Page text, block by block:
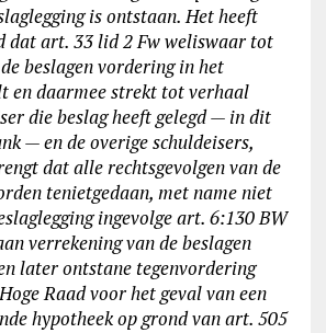
is ontstaan. Het heeft
dat art. 33 lid 2 Fw weliswaar tot
beslagen vordering in het
en daarmee strekt tot verhaal
die beslag heeft gelegd — in dit
— en de overige schuldeisers,
dat alle rechtsgevolgen van de
tenietgedaan, met name niet
ingevolge art. 6:130 BW
verrekening van de beslagen
later ontstane tegenvordering
Raad voor het geval van een
hypotheek op grond van art. 505